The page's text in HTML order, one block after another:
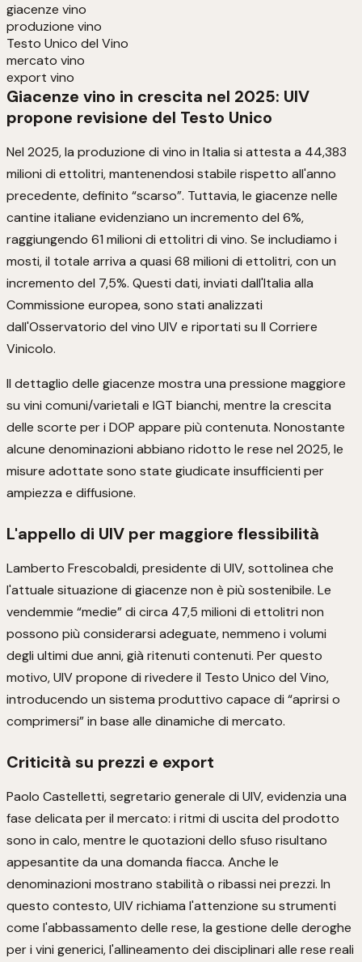
giacenze vino
produzione vino
Testo Unico del Vino
mercato vino
export vino
Giacenze vino in crescita nel 2025: UIV
propone revisione del Testo Unico
Nel 2025, la produzione di vino in Italia si attesta a 44,383
milioni di ettolitri, mantenendosi stabile rispetto all'anno
precedente, definito “scarso”. Tuttavia, le giacenze nelle
cantine italiane evidenziano un incremento del 6%,
raggiungendo 61 milioni di ettolitri di vino. Se includiamo i
mosti, il totale arriva a quasi 68 milioni di ettolitri, con un
incremento del 7,5%. Questi dati, inviati dall'Italia alla
Commissione europea, sono stati analizzati
dall'Osservatorio del vino UIV e riportati su Il Corriere
Vinicolo.
Il dettaglio delle giacenze mostra una pressione maggiore
su vini comuni/varietali e IGT bianchi, mentre la crescita
delle scorte per i DOP appare più contenuta. Nonostante
alcune denominazioni abbiano ridotto le rese nel 2025, le
misure adottate sono state giudicate insufficienti per
ampiezza e diffusione.
L'appello di UIV per maggiore flessibilità
Lamberto Frescobaldi, presidente di UIV, sottolinea che
l'attuale situazione di giacenze non è più sostenibile. Le
vendemmie “medie” di circa 47,5 milioni di ettolitri non
possono più considerarsi adeguate, nemmeno i volumi
degli ultimi due anni, già ritenuti contenuti. Per questo
motivo, UIV propone di rivedere il Testo Unico del Vino,
introducendo un sistema produttivo capace di “aprirsi o
comprimersi” in base alle dinamiche di mercato.
Criticità su prezzi e export
Paolo Castelletti, segretario generale di UIV, evidenzia una
fase delicata per il mercato: i ritmi di uscita del prodotto
sono in calo, mentre le quotazioni dello sfuso risultano
appesantite da una domanda fiacca. Anche le
denominazioni mostrano stabilità o ribassi nei prezzi. In
questo contesto, UIV richiama l'attenzione su strumenti
come l'abbassamento delle rese, la gestione delle deroghe
per i vini generici, l'allineamento dei disciplinari alle rese reali